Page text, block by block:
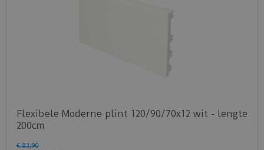
Flexibele Moderne plint 120/90/70x12 wit - lengte
200cm
€ 83,90